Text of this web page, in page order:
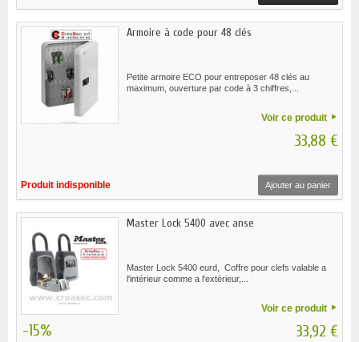
Armoire à code pour 48 clés
Petite armoire ECO pour entreposer 48 clés au
maximum, ouverture par code à 3 chiffres,...
Voir ce produit
33,88 €
Produit indisponible Ajouter au panier
Master Lock 5400 avec anse
Master Lock 5400 eurd, Coffre pour clefs valable a
l'intérieur comme a l'extérieur,...
Voir ce produit
-15% 33,92 €